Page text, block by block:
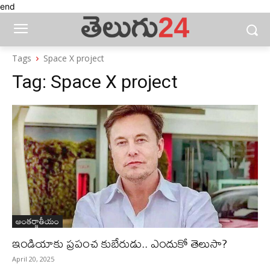
end
Tags Space X project
Tag: Space X project
అంతర్జాతీయం
ఇండియాకు ప్ర‌పంచ కుబేరుడు.. ఎందుకో తెలుసా?
April 20, 2025